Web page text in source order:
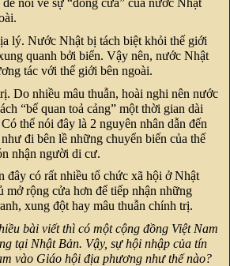
nói về sự “đóng cửa” của nước Nhật
lý. Nước Nhật bị tách biệt khỏi thế giới
quanh bởi biển. Vậy nên, nước Nhật
tác với thế giới bên ngoài.
Do nhiều mâu thuẫn, hoài nghi nên nước
“bế quan toả cảng” một thời gian dài
thể nói đây là 2 nguyên nhân dẫn đến
đi bên lề những chuyển biến của thế
nhận người di cư.
đây có rất nhiều tổ chức xã hội ở Nhật
mở rộng cửa hơn để tiếp nhận những
xung đột hay mâu thuẫn chính trị.
bài viết thì có một cộng đồng Việt Nam
tại Nhật Bản. Vậy, sự hội nhập của tín
vào Giáo hội địa phương như thế nào?